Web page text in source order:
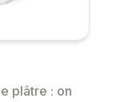
plâtre : on